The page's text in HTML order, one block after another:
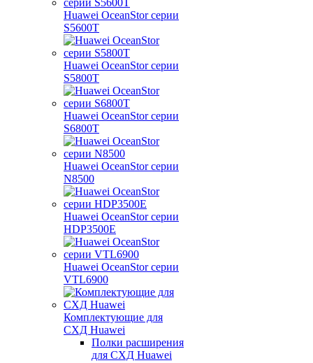
Huawei OceanStor серии
S5600T
Huawei OceanStor серии
S5800T
Huawei OceanStor серии
S6800T
Huawei OceanStor серии
N8500
Huawei OceanStor серии
HDP3500E
Huawei OceanStor серии
VTL6900
Комплектующие для
СХД Huawei
Полки расширения
для СХД Huawei